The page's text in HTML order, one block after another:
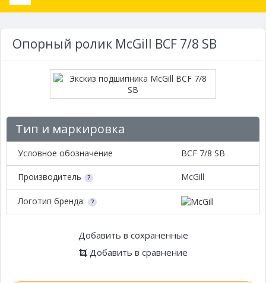
Опорный ролик McGill BCF 7/8 SB
Тип и маркировка
Условное обозначение BCF 7/8 SB
Производитель McGill
Логотип бренда:
Добавить в сохраненные
Добавить в сравнение